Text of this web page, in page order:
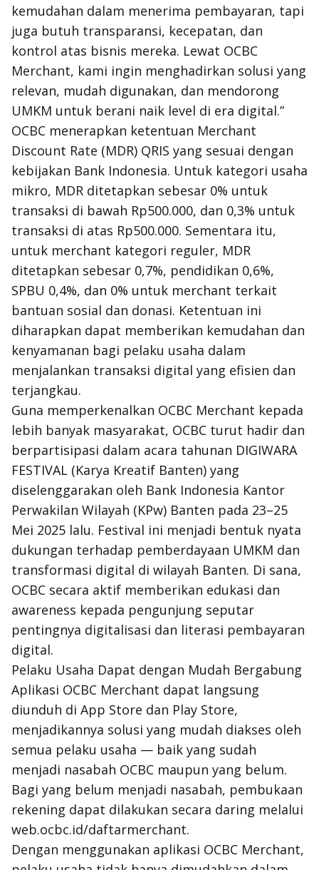
kemudahan dalam menerima pembayaran, tapi
juga butuh transparansi, kecepatan, dan
kontrol atas bisnis mereka. Lewat OCBC
Merchant, kami ingin menghadirkan solusi yang
relevan, mudah digunakan, dan mendorong
UMKM untuk berani naik level di era digital.”
OCBC menerapkan ketentuan Merchant
Discount Rate (MDR) QRIS yang sesuai dengan
kebijakan Bank Indonesia. Untuk kategori usaha
mikro, MDR ditetapkan sebesar 0% untuk
transaksi di bawah Rp500.000, dan 0,3% untuk
transaksi di atas Rp500.000. Sementara itu,
untuk merchant kategori reguler, MDR
ditetapkan sebesar 0,7%, pendidikan 0,6%,
SPBU 0,4%, dan 0% untuk merchant terkait
bantuan sosial dan donasi. Ketentuan ini
diharapkan dapat memberikan kemudahan dan
kenyamanan bagi pelaku usaha dalam
menjalankan transaksi digital yang efisien dan
terjangkau.
Guna memperkenalkan OCBC Merchant kepada
lebih banyak masyarakat, OCBC turut hadir dan
berpartisipasi dalam acara tahunan DIGIWARA
FESTIVAL (Karya Kreatif Banten) yang
diselenggarakan oleh Bank Indonesia Kantor
Perwakilan Wilayah (KPw) Banten pada 23–25
Mei 2025 lalu. Festival ini menjadi bentuk nyata
dukungan terhadap pemberdayaan UMKM dan
transformasi digital di wilayah Banten. Di sana,
OCBC secara aktif memberikan edukasi dan
awareness kepada pengunjung seputar
pentingnya digitalisasi dan literasi pembayaran
digital.
Pelaku Usaha Dapat dengan Mudah Bergabung
Aplikasi OCBC Merchant dapat langsung
diunduh di App Store dan Play Store,
menjadikannya solusi yang mudah diakses oleh
semua pelaku usaha — baik yang sudah
menjadi nasabah OCBC maupun yang belum.
Bagi yang belum menjadi nasabah, pembukaan
rekening dapat dilakukan secara daring melalui
web.ocbc.id/daftarmerchant.
Dengan menggunakan aplikasi OCBC Merchant,